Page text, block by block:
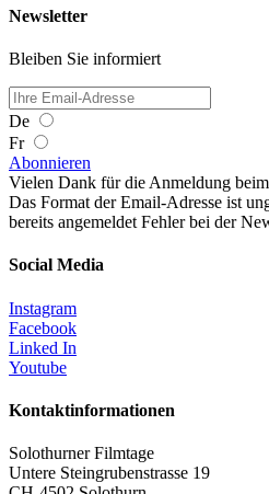
Newsletter
Bleiben Sie informiert
De
Fr
Abonnieren
Vielen Dank für die Anmeldung
Das Format der Email-Adresse ist
bereits angemeldet Fehler bei der
Social Media
Instagram
Facebook
Linked In
Youtube
Kontaktinformationen
Solothurner Filmtage
Untere Steingrubenstrasse 19